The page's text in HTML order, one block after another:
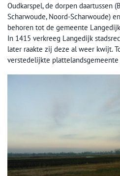
Oudkarspel, de dorpen daartussen
Scharwoude, Noord-Scharwoude)
behoren tot de gemeente
In 1415 verkreeg Langedijk
later raakte zij deze al weer kwijt.
verstedelijkte plattelandsgemeente